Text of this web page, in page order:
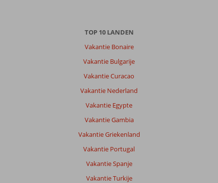
TOP 10 LANDEN
Vakantie Bonaire
Vakantie Bulgarije
Vakantie Curacao
Vakantie Nederland
Vakantie Egypte
Vakantie Gambia
Vakantie Griekenland
Vakantie Portugal
Vakantie Spanje
Vakantie Turkije